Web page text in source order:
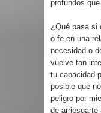
profundos
¿Qué pasa si
o fe en una
necesidad o
vuelve tan
tu capacidad
posible que
peligro por
de